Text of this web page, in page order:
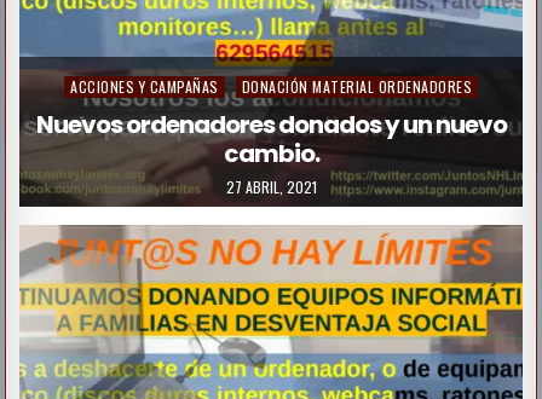
P
o
t
e
d
i
n
ACCIONES Y CAMPAÑAS DONACIÓN MATERIAL ORDENADORES
Nuevos ordenadores donados y un nuevo
cambio.
27 ABRIL, 2021